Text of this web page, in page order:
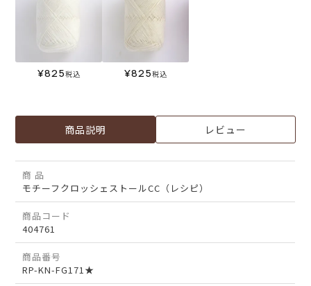
¥825税込 ¥825税込
商品説明 レビュー
商 品
モチーフクロッシェストールCC（レシピ）
商品コード
404761
商品番号
RP-KN-FG171★